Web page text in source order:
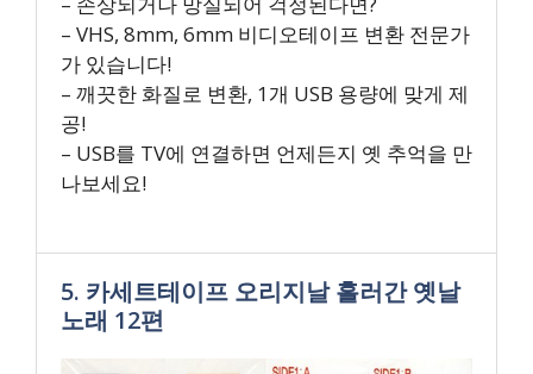
– VHS, 8mm, 6mm 비디오테이프 변환 전문가
가 있습니다!
– 깨끗한 화질로 변환, 1개 USB 용량에 맞게 제
공!
– USB를 TV에 연결하면 언제든지 옛 추억을 만
나보세요!
5. 카세트테이프 오리지날 흘러간 옛날
노래 12편